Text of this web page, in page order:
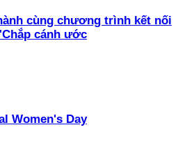
cùng chương trình kết nối
cánh ước
Women's Day